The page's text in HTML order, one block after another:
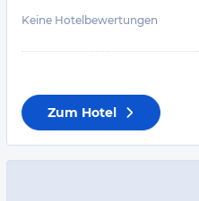
Keine Hotelbewertungen
Zum Hotel